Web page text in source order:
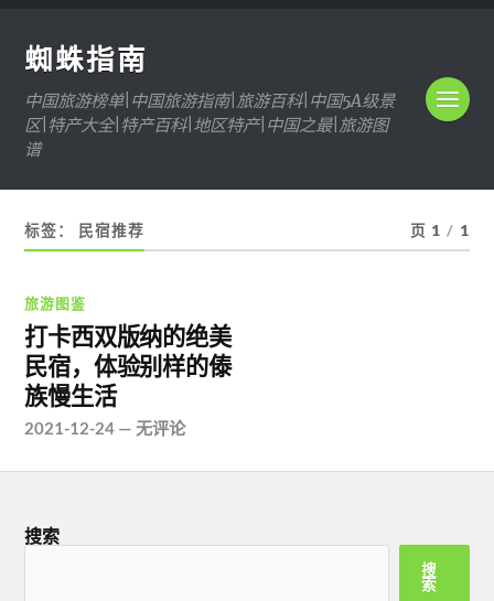
蜘蛛指南
中国旅游榜单|中国旅游指南|旅游百科|中国5A级景
区|特产大全|特产百科|地区特产|中国之最|旅游图
谱
标签： 民宿推荐 页 1 / 1
旅游图鉴
打卡西双版纳的绝美
民宿，体验别样的傣
族慢生活
2021-12-24 —无评论
搜索
搜
索